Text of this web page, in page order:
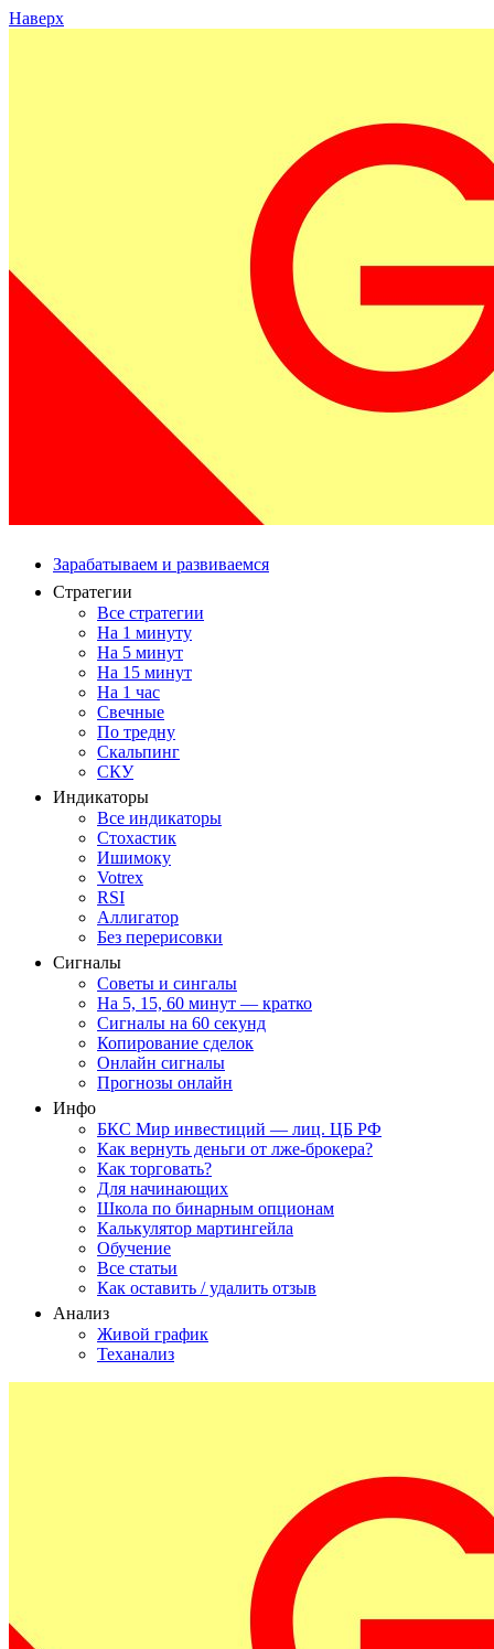
Наверх
Зарабатываем и развиваемся
Стратегии
Все стратегии
На 1 минуту
На 5 минут
На 15 минут
На 1 час
Свечные
По тредну
Скальпинг
СКУ
Индикаторы
Все индикаторы
Стохастик
Ишимоку
Votrex
RSI
Аллигатор
Без перерисовки
Сигналы
Советы и сингалы
На 5, 15, 60 минут — кратко
Сигналы на 60 секунд
Копирование сделок
Онлайн сигналы
Прогнозы онлайн
Инфо
БКС Мир инвестиций — лиц. ЦБ РФ
Как вернуть деньги от лже-брокера?
Как торговать?
Для начинающих
Школа по бинарным опционам
Калькулятор мартингейла
Обучение
Все статьи
Как оставить / удалить отзыв
Анализ
Живой график
Теханализ